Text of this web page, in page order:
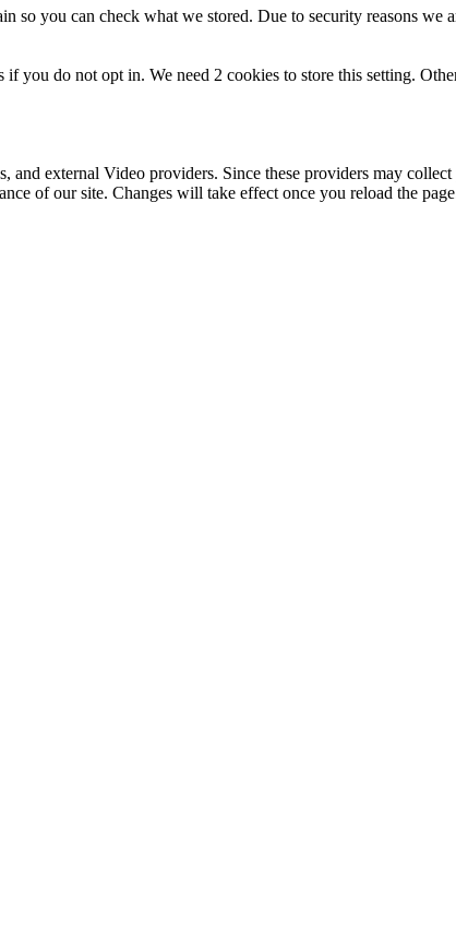
you can check what we stored. Due to security reasons we
if you do not opt in. We need 2 cookies to store this setting.
external Video providers. Since these providers may
of our site. Changes will take effect once you reload the